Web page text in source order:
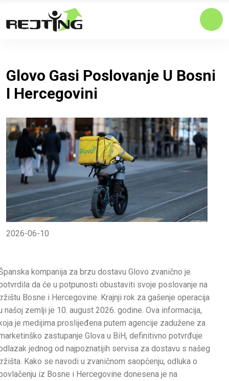
Glovo Gasi Poslovanje U Bosni
I Hercegovini
2026-06-10
kompanija za brzu dostavu Glovo zvanično je
da će u potpunosti obustaviti svoje poslovanje na
Bosne i Hercegovine. Krajnji rok za gašenje operacija
našoj zemlji je 10. august 2026. godine. Ova informacija,
je medijima proslijeđena putem agencije zadužene za
zastupanje Glova u BiH, definitivno potvrđuje
jednog od najpoznatijih servisa za dostavu s našeg
Kako se navodi u zvaničnom saopćenju, odluka o
iz Bosne i Hercegovine donesena je na